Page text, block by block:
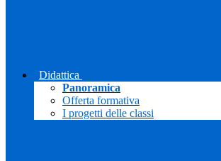
Didattica
Panoramica
Offerta formativa
I progetti delle classi